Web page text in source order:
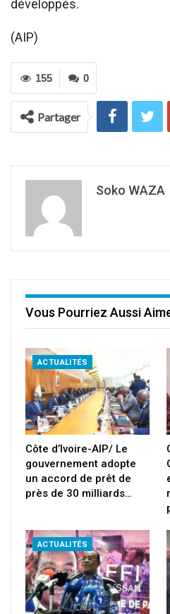
développés.
(AIP)
0
155
Partager
Soko WAZA
Vous Pourriez Aussi
ACTUALITÉS
Côte d’Ivoire-AIP/ Le
gouvernement adopte
un accord de prêt de
près de 30 milliards…
ACTUALITÉS